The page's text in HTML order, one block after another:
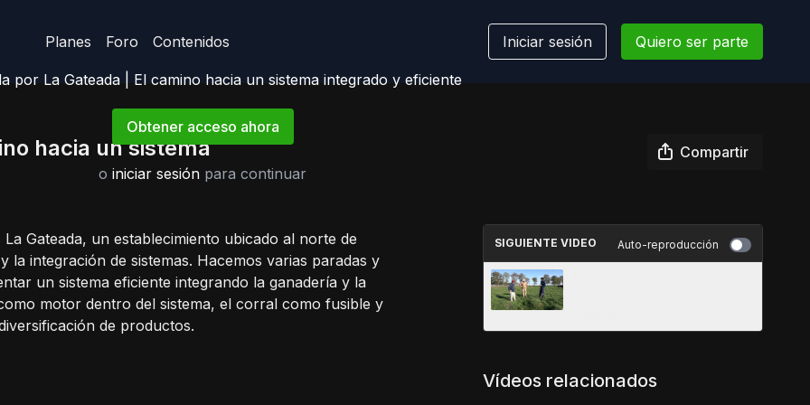
Planes Foro Contenidos Iniciar sesión Quiero ser parte
por La Gateada | El camino hacia un sistema integrado y eficiente
Obtener acceso ahora
o iniciar sesión para continuar
hacia un sistema Compartir
Gateada, un establecimiento ubicado al norte de
integración de sistemas. Hacemos varias paradas y
un sistema eficiente integrando la ganadería y la
motor dentro del sistema, el corral como fusible y
de productos.
SIGUIENTE VIDEO Auto-reproducción
Vídeos relacionados